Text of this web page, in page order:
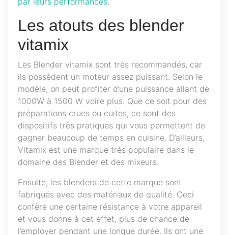
Les atouts des blender
vitamix
Les Blender vitamix sont très recommandés, car
ils possèdent un moteur assez puissant. Selon le
modèle, on peut profiter d’une puissance allant de
1000W à 1500 W voire plus. Que ce soit pour des
préparations crues ou cuites, ce sont des
dispositifs très pratiques qui vous permettent de
gagner beaucoup de temps en cuisine. D’ailleurs,
Vitamix est une marque très populaire dans le
domaine des Blender et des mixeurs.
Ensuite, les blenders de cette marque sont
fabriqués avec des matériaux de qualité. Ceci
confère une certaine résistance à votre appareil
et vous donne à cet effet, plus de chance de
l’employer pendant une longue durée. Ils ont une